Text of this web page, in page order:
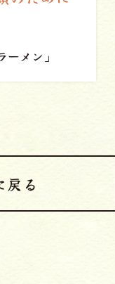
華そば」
戻る